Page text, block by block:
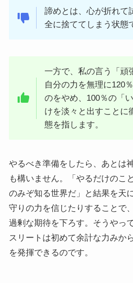
諦めとは、心が折れて
全に捨ててしまう状態
一方で、私の言う「頑
自分の力を無理に120
のをやめ、100％の「
けを淡々と出すことに
態を指します。
やるべき準備をしたら、あとは
も構いません。「やるだけのこ
のみぞ知る世界だ」と結果を天
守りの力を信じたりすることで
過剰な期待を下ろす。そうやっ
スリートは初めて余計な力みか
を発揮できるのです。